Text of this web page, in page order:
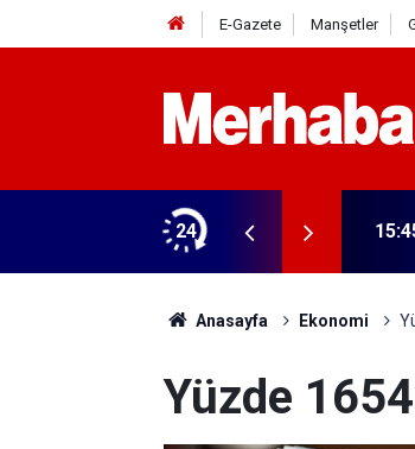
E-Gazete Manşetler
24
Kampüsü'ne ziyaret
Anasayfa Ekonomi
Yüzde